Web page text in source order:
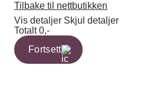
Tilbake til nettbutikken
Vis detaljer Skjul detaljer
Totalt 0,-
Fortsett